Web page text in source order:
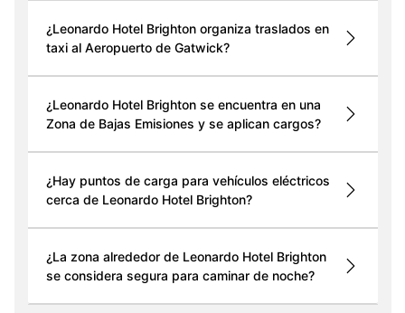
¿Leonardo Hotel Brighton organiza traslados en
taxi al Aeropuerto de Gatwick?
¿Leonardo Hotel Brighton se encuentra en una
Zona de Bajas Emisiones y se aplican cargos?
¿Hay puntos de carga para vehículos eléctricos
cerca de Leonardo Hotel Brighton?
¿La zona alrededor de Leonardo Hotel Brighton
se considera segura para caminar de noche?